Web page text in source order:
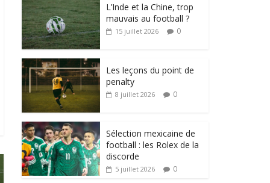
L’Inde et la Chine, trop
mauvais au football ?
15 juillet 2026 0
Les leçons du point de
penalty
8 juillet 2026 0
Sélection mexicaine de
football : les Rolex de la
discorde
5 juillet 2026 0